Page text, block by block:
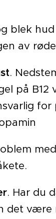
blek
av
.
på B12
for
. Har du
det være